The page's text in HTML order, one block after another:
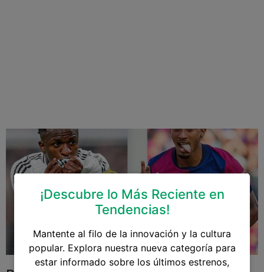
¡Descubre lo Más Reciente en
Tendencias!
Mantente al filo de la innovación y la cultura
popular. Explora nuestra nueva categoría para
estar informado sobre los últimos estrenos,